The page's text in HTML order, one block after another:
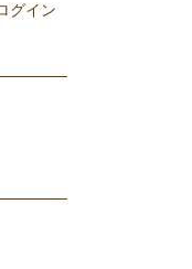
グイン
ぐるみ